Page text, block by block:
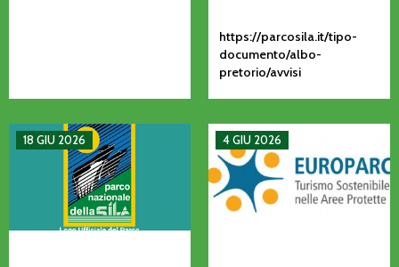
https://parcosila.it/tipo-
documento/albo-
pretorio/avvisi
18 GIU 2026
MANIFESTAZIONE DI INTERESSE PER L’AFFIDAMENTO
4 GIU 2026
La CETS come processo